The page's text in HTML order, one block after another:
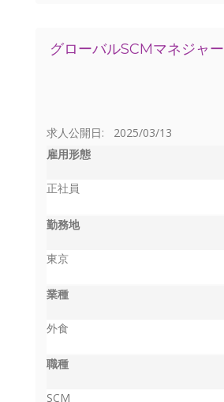
グローバルSCMマネジャー
求人公開日: 2025/03/13
雇用形態
正社員
勤務地
東京
業種
外食
職種
SCM